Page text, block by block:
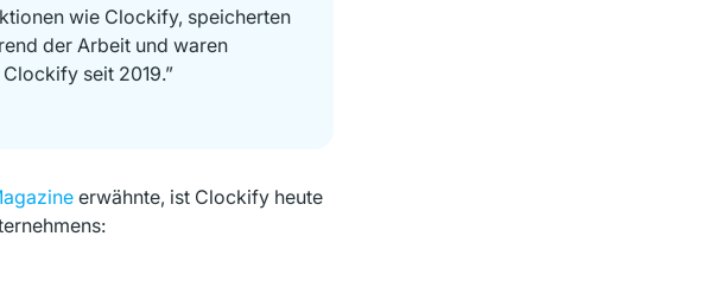
wie Clockify, speicherten
der Arbeit und waren
seit 2019.”
erwähnte, ist Clockify heute